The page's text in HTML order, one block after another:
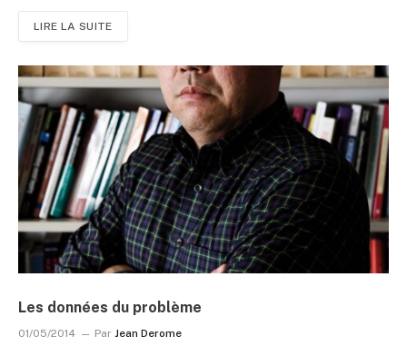
LIRE LA SUITE
Les données du problème
01/05/2014 Par Jean Derome